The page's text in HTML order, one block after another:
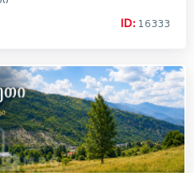
ID: 16333